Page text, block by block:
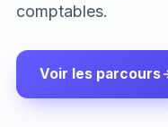
comptables.
Voir les parcours